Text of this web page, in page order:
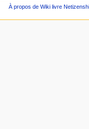
À propos de Wiki livre